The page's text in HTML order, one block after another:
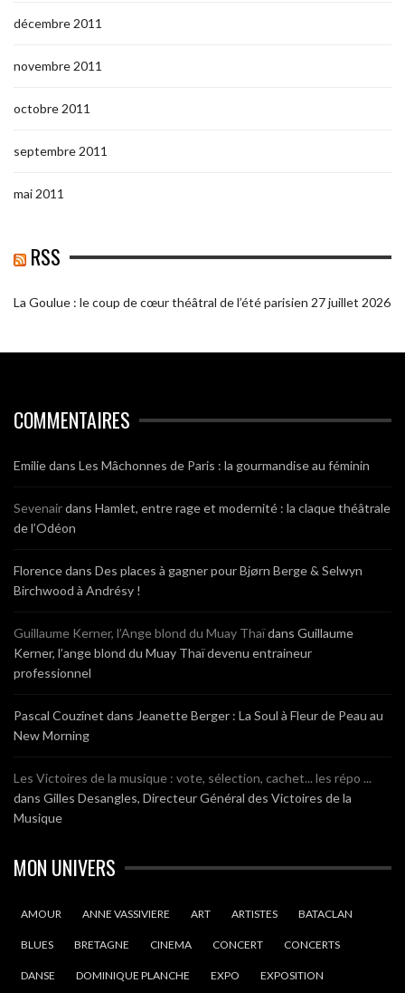
décembre 2011
novembre 2011
octobre 2011
septembre 2011
mai 2011
RSS
La Goulue : le coup de cœur théâtral de l’été parisien 27 juillet 2026
COMMENTAIRES
Emiliedans Les Mâchonnes de Paris : la gourmandise au féminin
Sevenairdans Hamlet, entre rage et modernité : la claque théâtrale
de l’Odéon
Florencedans Des places à gagner pour Bjørn Berge & Selwyn
Birchwood à Andrésy !
Guillaume Kerner, l’Ange blond du Muay Thaïdans Guillaume
Kerner, l’ange blond du Muay Thaï devenu entraineur
professionnel
Pascal Couzinet dans Jeanette Berger : La Soul à Fleur de Peau au
New Morning
Les Victoires de la musique : vote, sélection, cachet... les répo ...
dans Gilles Desangles, Directeur Général des Victoires de la
Musique
MON UNIVERS
AMOUR ANNE VASSIVIERE ART ARTISTES BATACLAN
BLUES BRETAGNE CINEMA CONCERT CONCERTS
DANSE DOMINIQUE PLANCHE EXPO EXPOSITION